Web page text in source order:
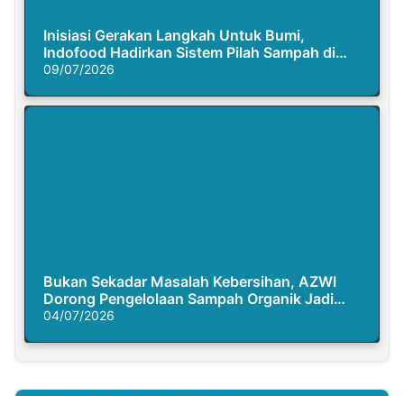
Inisiasi Gerakan Langkah Untuk Bumi,
Indofood Hadirkan Sistem Pilah Sampah di
Semasa Piknik
09/07/2026
Bukan Sekadar Masalah Kebersihan, AZWI
Dorong Pengelolaan Sampah Organik Jadi
Solusi Krisis Iklim
04/07/2026